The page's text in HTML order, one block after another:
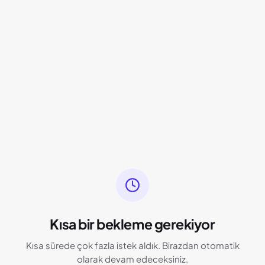
Kısa bir bekleme gerekiyor
Kısa sürede çok fazla istek aldık. Birazdan otomatik
olarak devam edeceksiniz.